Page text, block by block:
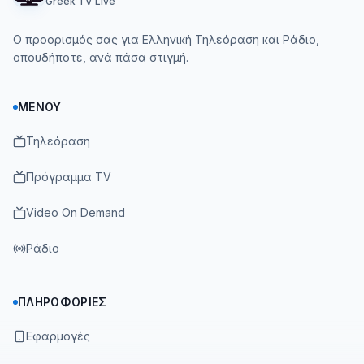
Ο προορισμός σας για Ελληνική Τηλεόραση και Ράδιο,
οπουδήποτε, ανά πάσα στιγμή.
ΜΕΝΟΎ
Τηλεόραση
Πρόγραμμα TV
Video On Demand
Ράδιο
ΠΛΗΡΟΦΟΡΊΕΣ
Εφαρμογές